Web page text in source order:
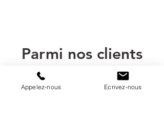
Parmi nos clients
Appelez-nous Ecrivez-nous